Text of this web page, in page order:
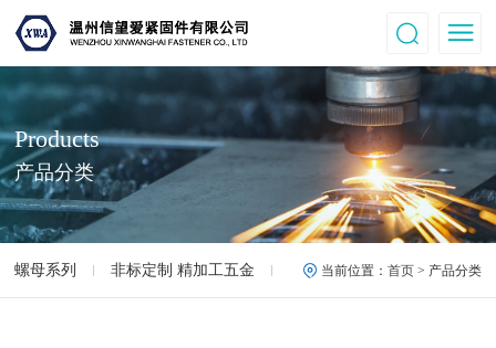
Products
产品分类
螺母系列 非标定制 精加工五金 高强度螺母.螺丝 12.9级
当前位置： 首页> 产品分类